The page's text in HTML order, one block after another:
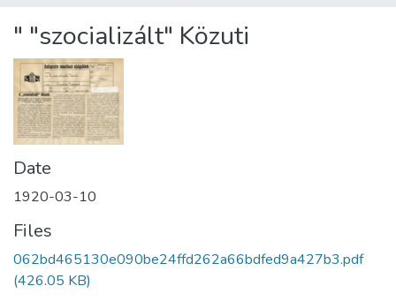
Statistics
About us
" "szocializált" Közuti
Date
1920-03-10
Files
062bd465130e090be24ffd262a66bdfed9a427b3.pdf
(426.05 KB)